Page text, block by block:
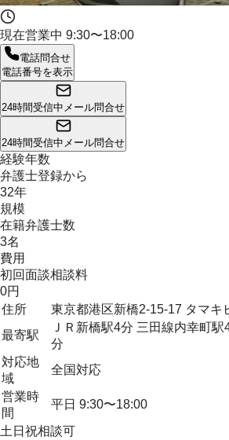
現在営業中 9:30〜18:00
電話問合せ
電話番号を表示
24時間受信中 メール問合せ
24時間受信中 メール問合せ
経験年数
弁護士登録から
32年
規模
在籍弁護士数
3名
費用
初回面談相談料
0円
住所
東京都港区新橋2-15-17 タマキ
最寄駅
ＪＲ新橋駅4分 三田線内幸町
分
対応地
域
全国対応
営業時
間
平日 9:30〜18:00
土日祝相談可